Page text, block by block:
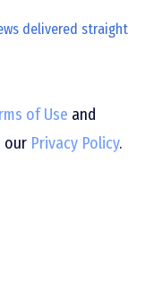
delivered straight
of Use and
our Privacy Policy.